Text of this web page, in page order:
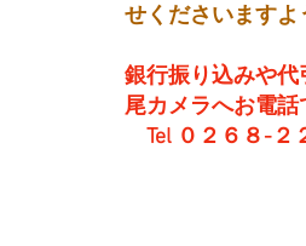
せくださいますよ
銀行振り込みや
尾カメラへお電話
Tel ０２６８-２